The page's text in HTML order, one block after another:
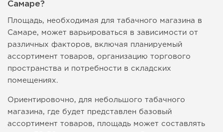
Самаре?
Площадь, необходимая для табачного магазина в
Самаре, может варьироваться в зависимости от
различных факторов, включая планируемый
ассортимент товаров, организацию торгового
пространства и потребности в складских
помещениях.
Ориентировочно, для небольшого табачного
магазина, где будет представлен базовый
ассортимент товаров, площадь может составлять